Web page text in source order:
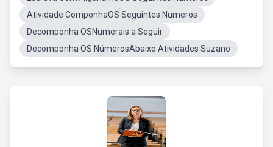
Atividade ComponhaOS Seguintes Numeros
Decomponha OSNumerais a Seguir
Decomponha OS NúmerosAbaixo Atividades Suzano